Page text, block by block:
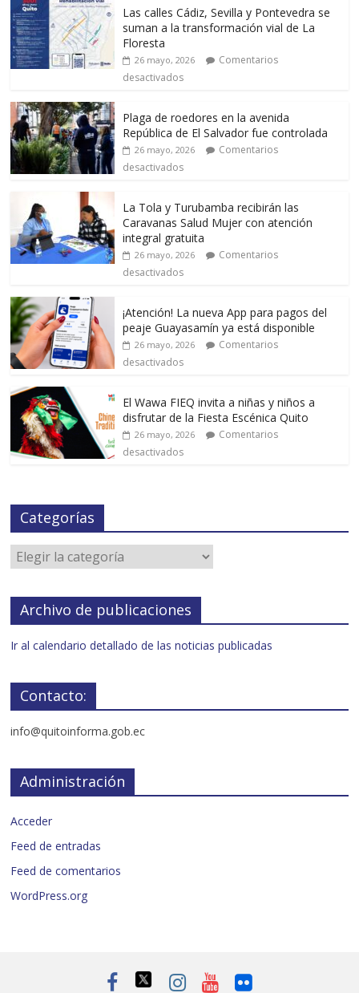
Las calles Cádiz, Sevilla y Pontevedra se
suman a la transformación vial de La
Floresta
26 mayo, 2026
Comentarios
desactivados
Plaga de roedores en la avenida
República de El Salvador fue controlada
26 mayo, 2026
Comentarios
desactivados
La Tola y Turubamba recibirán las
Caravanas Salud Mujer con atención
integral gratuita
26 mayo, 2026
Comentarios
desactivados
¡Atención! La nueva App para pagos del
peaje Guayasamín ya está disponible
26 mayo, 2026
Comentarios
desactivados
El Wawa FIEQ invita a niñas y niños a
disfrutar de la Fiesta Escénica Quito
26 mayo, 2026
Comentarios
desactivados
Categorías
Archivo de publicaciones
Ir al calendario detallado de las noticias publicadas
Contacto:
info@quitoinforma.gob.ec
Administración
Acceder
Feed de entradas
Feed de comentarios
WordPress.org